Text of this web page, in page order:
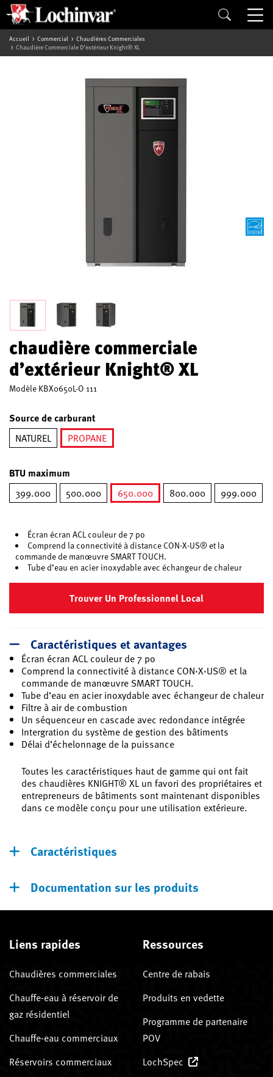
Accueil Commercial
Chaudières Commerciales
Chaudière Commerciale D’extérieur Knight® XL
chaudière commerciale
d’extérieur Knight® XL
ModèleKBX0650L-O 111
Source de carburant
NATUREL
PROPANE
BTU maximum
399.000 500.000
650.000
800.000 999.000
Écran écran ACL couleur de 7 po
Comprend la connectivité à distance CON·X·US® et la
commande de manœuvre SMART TOUCH.
Tube d’eau en acier inoxydable avec échangeur de chaleur
Trouver Un Professionnel Local
Caractéristiques et avantages
Écran écran ACL couleur de 7 po
Comprend la connectivité à distance CON·X·US® et la
commande de manœuvre SMART TOUCH.
Tube d’eau en acier inoxydable avec échangeur de chaleur
Filtre à air de combustion
Un séquenceur en cascade avec redondance intégrée
Intergration du système de gestion des bâtiments
Délai d’échelonnage de la puissance
Toutes les caractéristiques haut de gamme qui ont fait
des chaudières KNIGHT® XL un favori des propriétaires et
entrepreneurs de bâtiments sont maintenant disponibles
dans ce modèle conçu pour une utilisation extérieure.
Caractéristiques
Documentation sur les produits
Liens rapides
Chaudières commerciales
Chauffe-eau à réservoir de
gaz résidentiel
Chauffe-eau commerciaux
Réservoirs commerciaux
Ressources
Centre de rabais
Produits en vedette
Programme de partenaire
POV
LochSpec